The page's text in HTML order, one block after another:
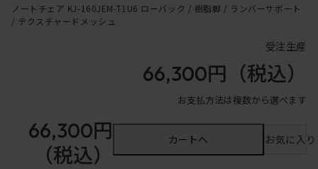
ノートチェア KJ-160JEM-T1U6 ローバック / 樹脂脚 / ランバーサポート
/ テクスチャードメッシュ
受注生産
66,300円 （税込）
お支払方法は複数から選べます
66,300円
（税込）
カートへ お気に入